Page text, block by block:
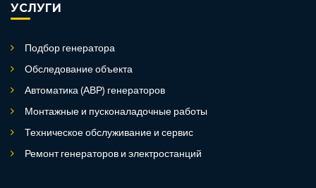
УСЛУГИ
Подбор генератора
Обследование объекта
Автоматика (АВР) генераторов
Монтажные и пусконаладочные работы
Техническое обслуживание и сервис
Ремонт генераторов и электростанций